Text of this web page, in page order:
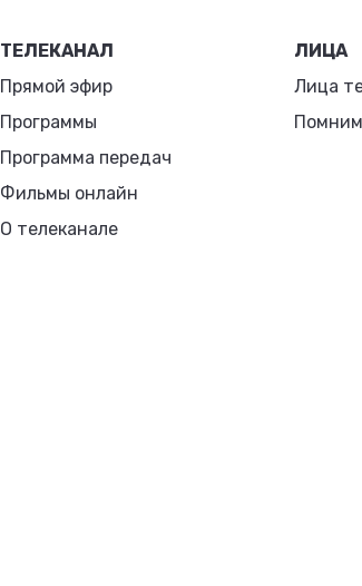
ТЕЛЕКАНАЛ
Прямой эфир
Программы
Программа передач
Фильмы онлайн
О телеканале
ЛИЦА
Лица